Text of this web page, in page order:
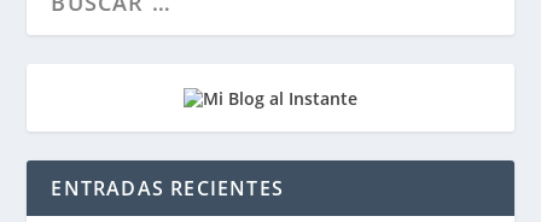
ENTRADAS RECIENTES